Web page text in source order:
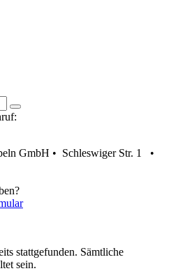
GmbH • Schleswiger Str. 1 •
stattgefunden. Sämtliche
sein.